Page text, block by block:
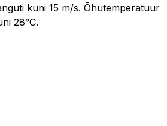
kuni 15 m/s. Õhutemperatuur
28°C.